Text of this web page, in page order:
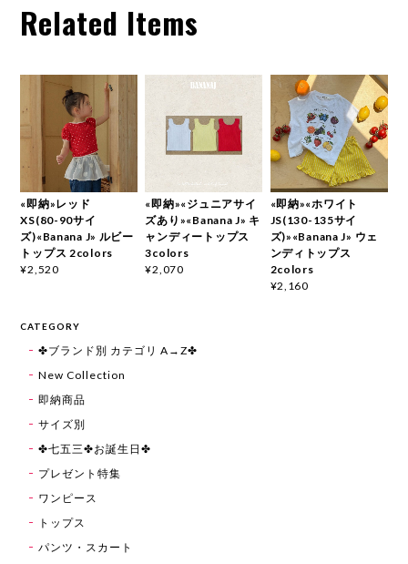
Related Items
«即納»レッド
XS(80-90サイ
ズ)«Banana J» ルビー
トップス 2colors
¥2,520
«即納»«ジュニアサイ
ズあり»«Banana J» キ
ャンディートップス
3colors
¥2,070
«即納»«ホワイト
JS(130-135サイ
ズ)»«Banana J» ウェ
ンディトップス
2colors
¥2,160
CATEGORY
✤ブランド別 カテゴリ A→Z✤
New Collection
即納商品
サイズ別
✤七五三✤お誕生日✤
プレゼント特集
ワンピース
トップス
パンツ・スカート